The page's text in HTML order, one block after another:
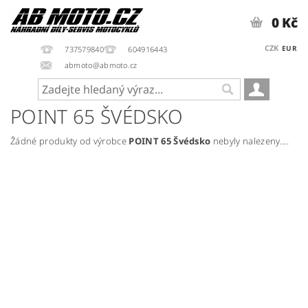
737579840
604916443
abmoto@abmoto.cz
CZK EUR
0 Kč
POINT 65 ŠVÉDSKO
Žádné produkty od výrobce POINT 65 Švédsko nebyly nalezeny....